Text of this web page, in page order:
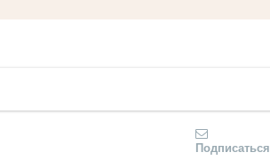
Подписаться